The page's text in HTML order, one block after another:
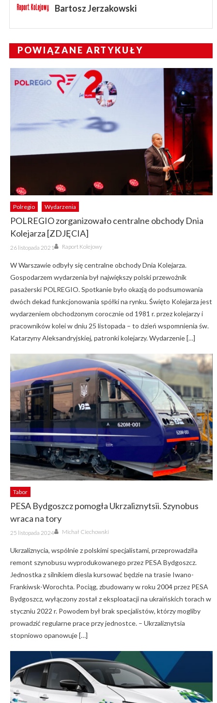
Bartosz Jerzakowski
POWIĄZANE ARTYKUŁY
Polregio Wydarzenia
POLREGIO zorganizowało centralne obchody Dnia
Kolejarza [ZDJĘCIA]
Posted
on
26 listopada 2021 Author
Raport Kolejowy
W Warszawie odbyły się centralne obchody Dnia Kolejarza.
Gospodarzem wydarzenia był największy polski przewoźnik
pasażerski POLREGIO. Spotkanie było okazją do podsumowania
dwóch dekad funkcjonowania spółki na rynku. Święto Kolejarza jest
wydarzeniem obchodzonym corocznie od 1981 r. przez kolejarzy i
pracowników kolei w dniu 25 listopada – to dzień wspomnienia św.
Katarzyny Aleksandryjskiej, patronki kolejarzy. Wydarzenie […]
Tabor
PESA Bydgoszcz pomogła Ukrzaliznytsii. Szynobus
wraca na tory
Posted
on
25 listopada 2024 Author
Michał Ciechowski
Ukrzaliznycia, wspólnie z polskimi specjalistami, przeprowadziła
remont szynobusu wyprodukowanego przez PESA Bydgoszcz.
Jednostka z silnikiem diesla kursować będzie na trasie Iwano-
Frankiwsk-Worochta. Pociąg, zbudowany w roku 2004 przez PESA
Bydgoszcz, wyłączony został z eksploatacji na ukraińskich torach w
styczniu 2022 r. Powodem był brak specjalistów, którzy mogliby
prowadzić regularne prace przy jednostce. – Ukrzaliznytsia
stopniowo opanowuje […]